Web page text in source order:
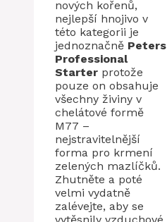
nových kořenů,
nejlepší hnojivo v
této kategorii je
jednoznačně Peters
Professional
Starter protože
pouze on obsahuje
všechny živiny v
chelátové formě
M77 –
nejstravitelnější
forma pro krmení
zelených mazlíčků.
Zhutněte a poté
velmi vydatně
zalévejte, aby se